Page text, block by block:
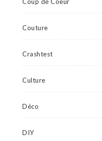
Couture
Crashtest
Culture
Déco
DIY